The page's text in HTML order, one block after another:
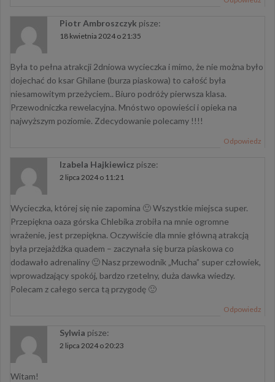
Piotr Ambroszczyk pisze:
18 kwietnia 2024 o 21:35
Była to pełna atrakcji 2dniowa wycieczka i mimo, że nie można było
dojechać do ksar Ghilane (burza piaskowa) to całość była
niesamowitym przeżyciem.. Biuro podróży pierwsza klasa.
Przewodniczka rewelacyjna. Mnóstwo opowieści i opieka na
najwyższym poziomie. Zdecydowanie polecamy !!!!
Odpowiedz
Izabela Hajkiewicz pisze:
2 lipca 2024 o 11:21
Wycieczka, której się nie zapomina 🙂 Wszystkie miejsca super.
Przepiękna oaza górska Chlebika zrobiła na mnie ogromne
wrażenie, jest przepiękna. Oczywiście dla mnie główną atrakcją
była przejażdżka quadem – zaczynała się burza piaskowa co
dodawało adrenaliny 🙂 Nasz przewodnik „Mucha” super człowiek,
wprowadzający spokój, bardzo rzetelny, duża dawka wiedzy.
Polecam z całego serca tą przygodę 🙂
Odpowiedz
Sylwia pisze:
2 lipca 2024 o 20:23
Witam!